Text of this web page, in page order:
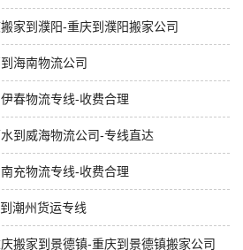
家到濮阳-重庆到濮阳搬家公司
海南物流公司
春物流专线-收费合理
到威海物流公司-专线直达
充物流专线-收费合理
潮州货运专线
搬家到景德镇-重庆到景德镇搬家公司